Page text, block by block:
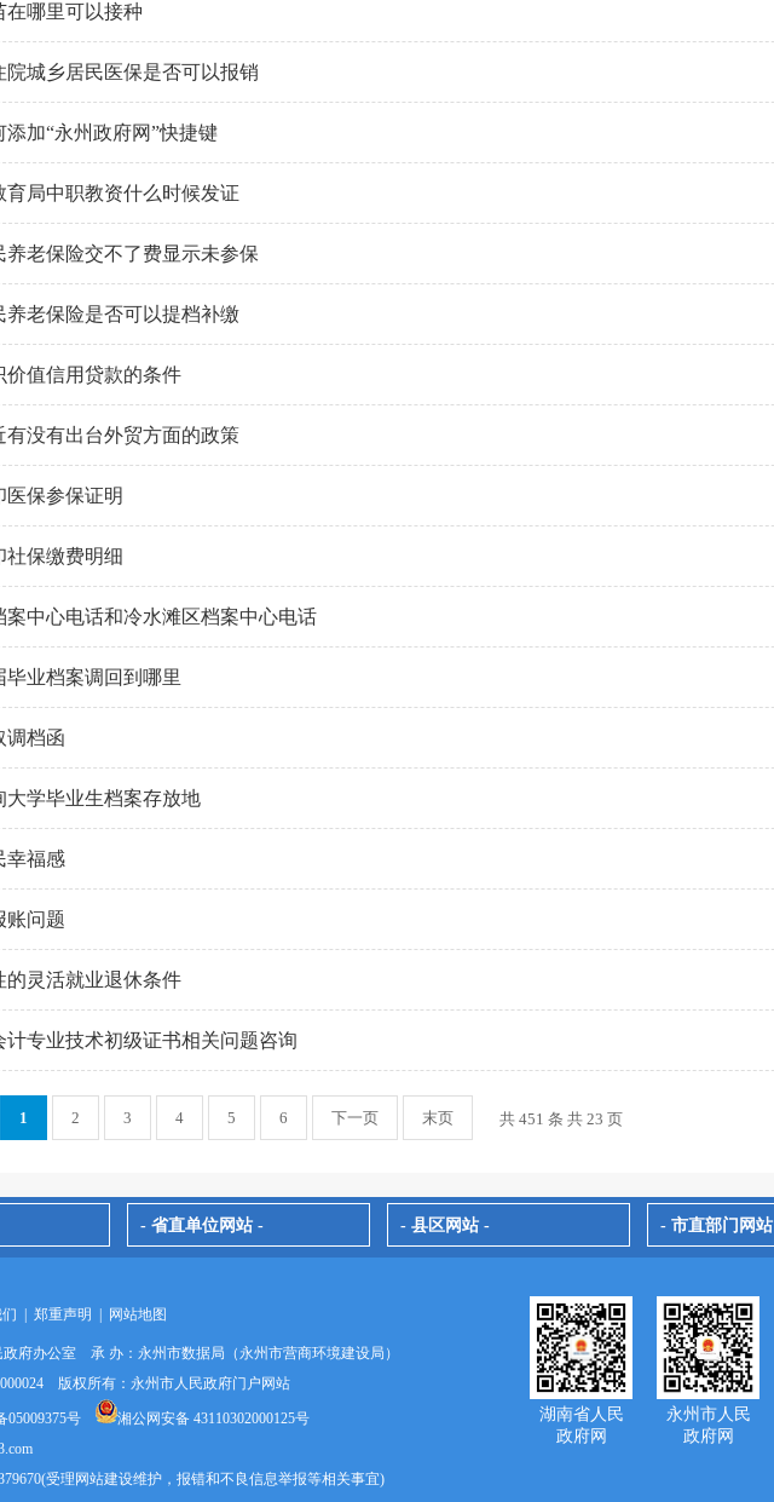
在哪里可以接种
院城乡居民医保是否可以报销
添加“永州政府网”快捷键
育局中职教资什么时候发证
养老保险交不了费显示未参保
养老保险是否可以提档补缴
价值信用贷款的条件
有没有出台外贸方面的政策
医保参保证明
社保缴费明细
案中心电话和冷水滩区档案中心电话
毕业档案调回到哪里
调档函
大学毕业生档案存放地
幸福感
账问题
的灵活就业退休条件
计专业技术初级证书相关问题咨询
1 2 3 4 5 6 下一页 末页 共 451 条 共 23 页
- 省直单位网站 - - 县区网站 - - 市直部门网
郑重声明 网站地图
政府办公室 承 办：永州市数据局（永州市营商环境建设局）
版权所有：永州市人民政府门户网站
05009375号
湘公网安备 43110302000125号
受理网站建设维护，报错和不良信息举报等相关事宜)
湖南省人民
政府网
永州市人民
政府网